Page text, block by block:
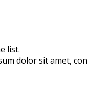
list.
dolor sit amet,